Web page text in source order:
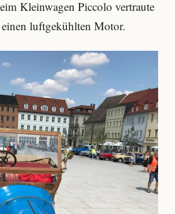
Kleinwagen Piccolo vertraute
luftgekühlten Motor.